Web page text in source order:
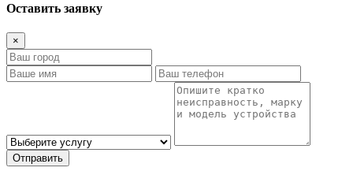
Оставить заявку
×
Отправить